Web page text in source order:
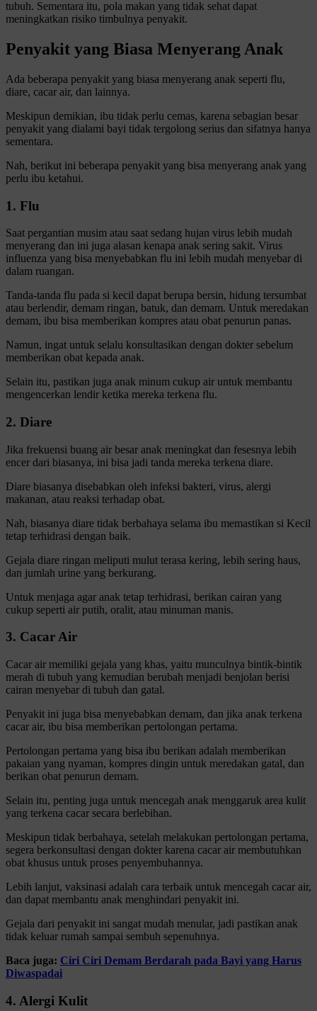
tubuh. Sementara itu, pola makan yang tidak sehat dapat
meningkatkan risiko timbulnya penyakit.
Penyakit yang Biasa Menyerang Anak
Ada beberapa penyakit yang biasa menyerang anak seperti flu,
diare, cacar air, dan lainnya.
Meskipun demikian, ibu tidak perlu cemas, karena sebagian besar
penyakit yang dialami bayi tidak tergolong serius dan sifatnya hanya
sementara.
Nah, berikut ini beberapa penyakit yang bisa menyerang anak yang
perlu ibu ketahui.
1. Flu
Saat pergantian musim atau saat sedang hujan virus lebih mudah
menyerang dan ini juga alasan kenapa anak sering sakit. Virus
influenza yang bisa menyebabkan flu ini lebih mudah menyebar di
dalam ruangan.
Tanda-tanda flu pada si kecil dapat berupa bersin, hidung tersumbat
atau berlendir, demam ringan, batuk, dan demam. Untuk meredakan
demam, ibu bisa memberikan kompres atau obat penurun panas.
Namun, ingat untuk selalu konsultasikan dengan dokter sebelum
memberikan obat kepada anak.
Selain itu, pastikan juga anak minum cukup air untuk membantu
mengencerkan lendir ketika mereka terkena flu.
2. Diare
Jika frekuensi buang air besar anak meningkat dan fesesnya lebih
encer dari biasanya, ini bisa jadi tanda mereka terkena diare.
Diare biasanya disebabkan oleh infeksi bakteri, virus, alergi
makanan, atau reaksi terhadap obat.
Nah, biasanya diare tidak berbahaya selama ibu memastikan si Kecil
tetap terhidrasi dengan baik.
Gejala diare ringan meliputi mulut terasa kering, lebih sering haus,
dan jumlah urine yang berkurang.
Untuk menjaga agar anak tetap terhidrasi, berikan cairan yang
cukup seperti air putih, oralit, atau minuman manis.
3. Cacar Air
Cacar air memiliki gejala yang khas, yaitu munculnya bintik-bintik
merah di tubuh yang kemudian berubah menjadi benjolan berisi
cairan menyebar di tubuh dan gatal.
Penyakit ini juga bisa menyebabkan demam, dan jika anak terkena
cacar air, ibu bisa memberikan pertolongan pertama.
Pertolongan pertama yang bisa ibu berikan adalah memberikan
pakaian yang nyaman, kompres dingin untuk meredakan gatal, dan
berikan obat penurun demam.
Selain itu, penting juga untuk mencegah anak menggaruk area kulit
yang terkena cacar secara berlebihan.
Meskipun tidak berbahaya, setelah melakukan pertolongan pertama,
segera berkonsultasi dengan dokter karena cacar air membutuhkan
obat khusus untuk proses penyembuhannya.
Lebih lanjut, vaksinasi adalah cara terbaik untuk mencegah cacar air,
dan dapat membantu anak menghindari penyakit ini.
Gejala dari penyakit ini sangat mudah menular, jadi pastikan anak
tidak keluar rumah sampai sembuh sepenuhnya.
Baca juga: Ciri Ciri Demam Berdarah pada Bayi yang Harus
Diwaspadai
4. Alergi Kulit